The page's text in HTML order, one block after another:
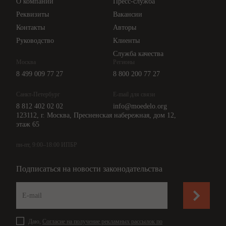
Реквизиты
Контакты
Руководство
Вакансии
Авторы
Клиенты
Служба качества
Москва
8 499 009 77 27
Санкт-Петербург
8 812 402 02 02
Регионы
8 800 200 77 27
E-mail для связи
info@moedelo.org
123112, г. Москва, Пресненская набережная, дом 12,
этаж 65
пн-пт, 9:00–18:00 ИПБР
Подписаться на новости законодательства
Даю, Согласие на получение рекламных рассылок по